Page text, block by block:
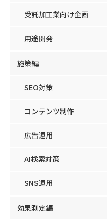
受託加工業向け企画
用途開発
施策編
SEO対策
コンテンツ制作
広告運用
AI検索対策
SNS運用
効果測定編